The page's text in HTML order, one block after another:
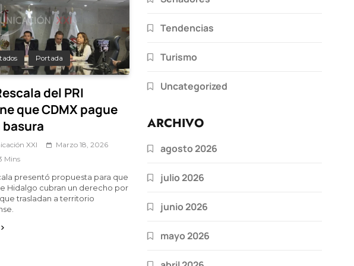
Portada
del PRI
que CDMX pague
basura
XXI
Marzo 18, 2026
Mins
presentó propuesta para que
Hidalgo cubran un derecho por
trasladan a territorio
Tendencias
Turismo
Uncategorized
ARCHIVO
agosto 2026
julio 2026
junio 2026
mayo 2026